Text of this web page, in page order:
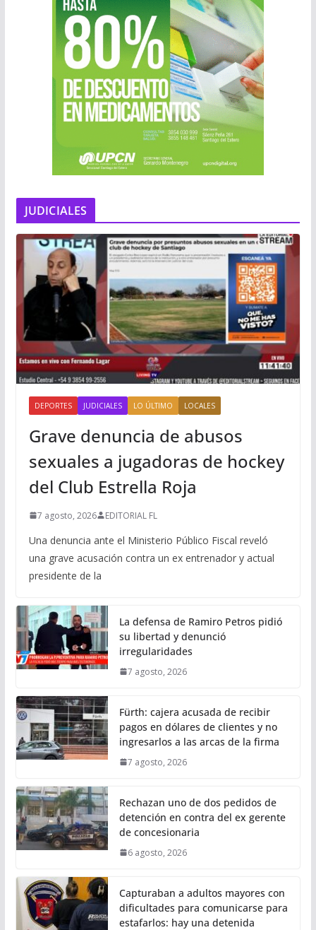
JUDICIALES
DEPORTES JUDICIALES LO ÚLTIMO LOCALES
Grave denuncia de abusos
sexuales a jugadoras de hockey
del Club Estrella Roja
7 agosto, 2026 EDITORIAL FL
Una denuncia ante el Ministerio Público Fiscal reveló
una grave acusación contra un ex entrenador y actual
presidente de la
La defensa de Ramiro Petros pidió
su libertad y denunció
irregularidades
7 agosto, 2026
Fürth: cajera acusada de recibir
pagos en dólares de clientes y no
ingresarlos a las arcas de la firma
7 agosto, 2026
Rechazan uno de dos pedidos de
detención en contra del ex gerente
de concesionaria
6 agosto, 2026
Capturaban a adultos mayores con
dificultades para comunicarse para
estafarlos: hay una detenida